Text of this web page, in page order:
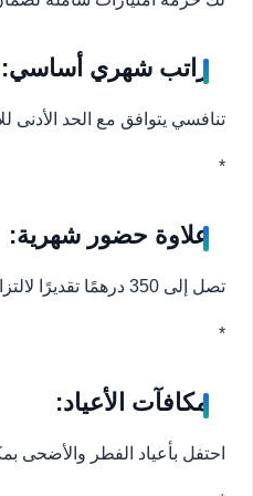
راتب شهري أساسي:
تنافسي يتوافق مع الحد الأدنى
*
علاوة حضور شهرية:
تصل إلى 350 درهمًا تقديرًا لالتزامك وتفانيك في العمل
*
مكافآت الأعياد:
احتفل بأعياد الفطر والأضحى